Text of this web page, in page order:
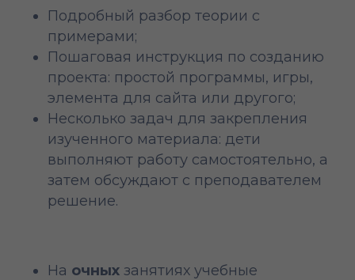
Подробный разбор теории с
примерами;
Пошаговая инструкция по созданию
проекта: простой программы, игры,
элемента для сайта или другого;
Несколько задач для закрепления
изученного материала: дети
выполняют работу самостоятельно, а
затем обсуждают с преподавателем
решение.
На очных занятиях учебные